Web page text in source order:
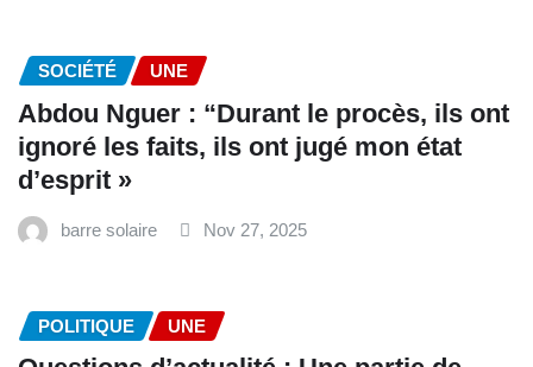
SOCIÉTÉ UNE
Abdou Nguer : “Durant le procès, ils ont
ignoré les faits, ils ont jugé mon état
d’esprit »
barre solaire Nov 27, 2025
POLITIQUE UNE